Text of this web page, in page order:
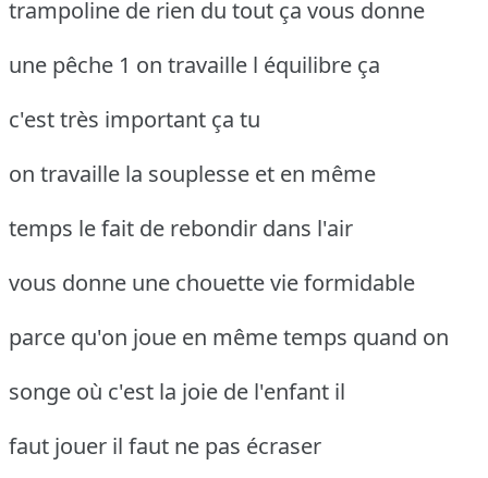
trampoline de rien du tout ça vous donne
une pêche 1 on travaille l équilibre ça
c'est très important ça tu
on travaille la souplesse et en même
temps le fait de rebondir dans l'air
vous donne une chouette vie formidable
parce qu'on joue en même temps quand on
songe où c'est la joie de l'enfant il
faut jouer il faut ne pas écraser